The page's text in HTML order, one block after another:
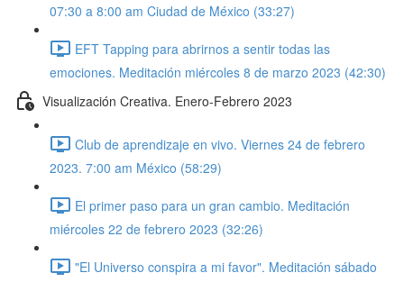
07:30 a 8:00 am Ciudad de México (33:27)
EFT Tapping para abrirnos a sentir todas las
emociones. Meditación miércoles 8 de marzo 2023 (42:30)
Visualización Creativa. Enero-Febrero 2023
Club de aprendizaje en vivo. Viernes 24 de febrero
2023. 7:00 am México (58:29)
El primer paso para un gran cambio. Meditación
miércoles 22 de febrero 2023 (32:26)
"El Universo conspira a mi favor". Meditación sábado